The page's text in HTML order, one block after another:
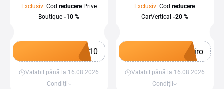
Exclusiv: Cod reducerePrive
Boutique-10 %
Obține un cupon
i10
Valabil până la 16.08.2026
Condiții
Exclusiv:Codreducere
CarVertical -20 %
Obține un cupon
iro
Valabil până la 16.08.2026
Condiții